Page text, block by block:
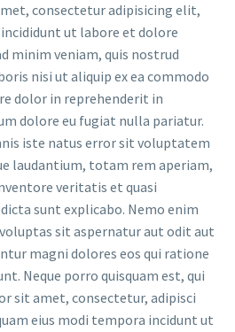
consectetur adipisicing elit,
ut labore et dolore
minim veniam, quis nostrud
nisi ut aliquip ex ea commodo
dolor in reprehenderit in
dolore eu fugiat nulla pariatur.
iste natus error sit voluptatem
laudantium, totam rem aperiam,
veritatis et quasi
sunt explicabo. Nemo enim
sit aspernatur aut odit aut
magni dolores eos qui ratione
Neque porro quisquam est, qui
sit amet, consectetur, adipisci
eius modi tempora incidunt ut